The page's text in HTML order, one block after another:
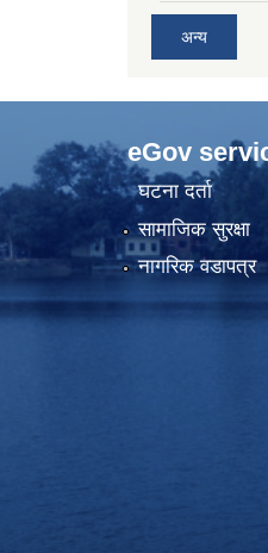
अन्य
eGov
घटना दर्ता
सामाजिक सुरक्षा
नागरिक वडापत्र